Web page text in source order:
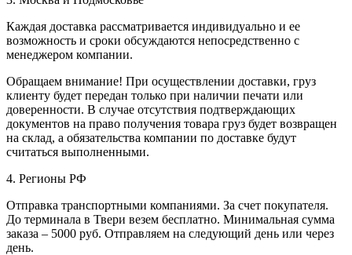
Каждая доставка рассматривается индивидуально и ее
возможность и сроки обсуждаются непосредственно с
менеджером компании.
Обращаем внимание! При осуществлении доставки, груз
клиенту будет передан только при наличии печати или
доверенности. В случае отсутствия подтверждающих
документов на право получения товара груз будет возвращен
на склад, а обязательства компании по доставке будут
считаться выполненными.
4. Регионы РФ
Отправка транспортными компаниями. За счет покупателя.
До терминала в Твери везем бесплатно. Минимальная сумма
заказа – 5000 руб. Отправляем на следующий день или через
день.